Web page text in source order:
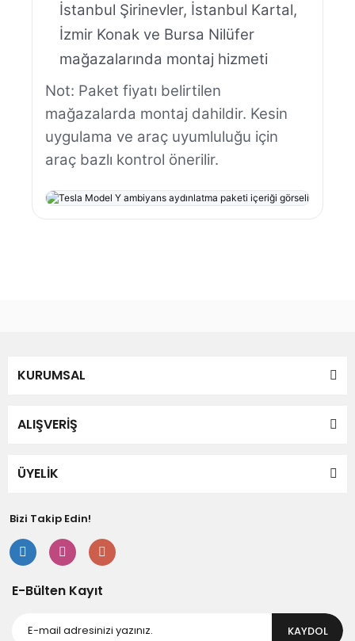
İstanbul Şirinevler, İstanbul Kartal,
İzmir Konak ve Bursa Nilüfer
mağazalarında montaj hizmeti
Not: Paket fiyatı belirtilen
mağazalarda montaj dahildir. Kesin
uygulama ve araç uyumluluğu için
araç bazlı kontrol önerilir.
Ürün resmi kalitesiz, bozuk veya görüntülenemiyor.
Ürün bilgilerinde hatalar bulunuyor.
Bu ürüne benzer farklı alternatifler olmalı.
KURUMSAL
ALIŞVERİŞ
ÜYELİK
Bizi Takip Edin!
E-Bülten Kayıt
KAYDOL